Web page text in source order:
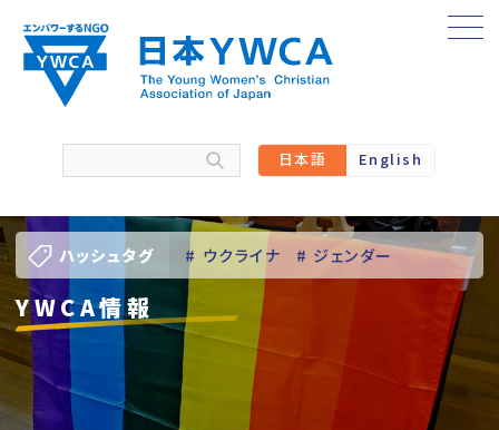
content
日本語 English
ハッシュタグ # ウクライナ # ジェンダー
# バーチャル訪問
# 人権 # 国際協力
# 地域YWCA
YWCA情報